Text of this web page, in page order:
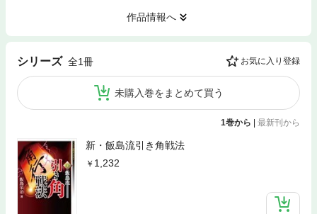
作品情報へ
シリーズ 全1冊 お気に入り登録
未購入巻をまとめて買う
1巻から 最新刊から
新・飯島流引き角戦法
1,232